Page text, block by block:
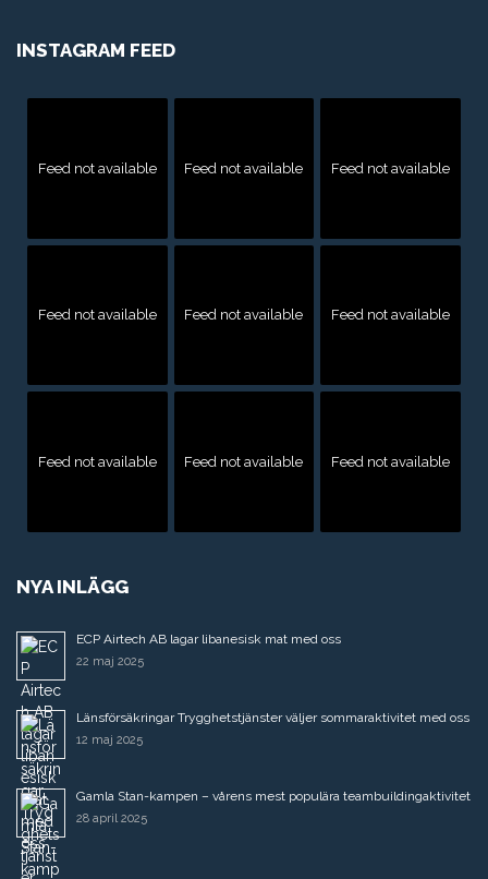
INSTAGRAM FEED
Feed not available Feed not available Feed not available
Feed not available Feed not available Feed not available
Feed not available Feed not available Feed not available
NYA INLÄGG
ECP Airtech AB lagar libanesisk mat med oss
22 maj 2025
Länsförsäkringar Trygghetstjänster väljer sommaraktivitet med oss
12 maj 2025
Gamla Stan-kampen – vårens mest populära teambuildingaktivitet
28 april 2025